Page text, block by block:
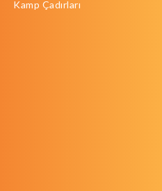
Kamp Çadırları